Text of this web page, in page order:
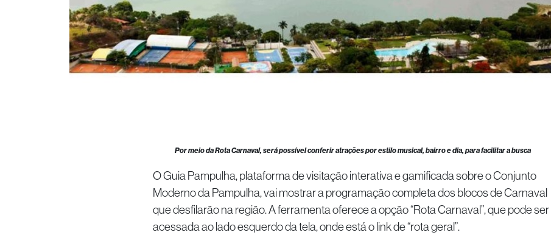
Por meio da Rota Carnaval, será possível conferir atrações por estilo musical, bairro e dia, para facilitar a busca
O Guia Pampulha, plataforma de visitação interativa e gamificada sobre o Conjunto
Moderno da Pampulha, vai mostrar a programação completa dos blocos de Carnaval
que desfilarão na região. A ferramenta oferece a opção “Rota Carnaval”, que pode ser
acessada ao lado esquerdo da tela, onde está o link de “rota geral”.